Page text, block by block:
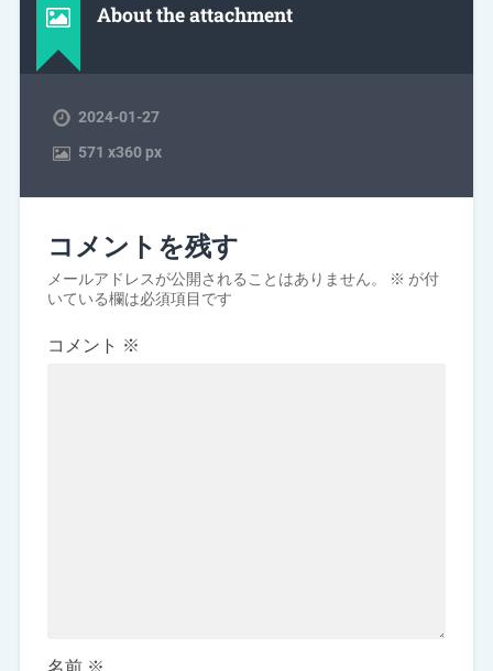
About the attachment
2024-01-27
571 x360 px
コメントを残す
メールアドレスが公開されることはありません。 ※ が付
いている欄は必須項目です
コメント ※
名前 ※